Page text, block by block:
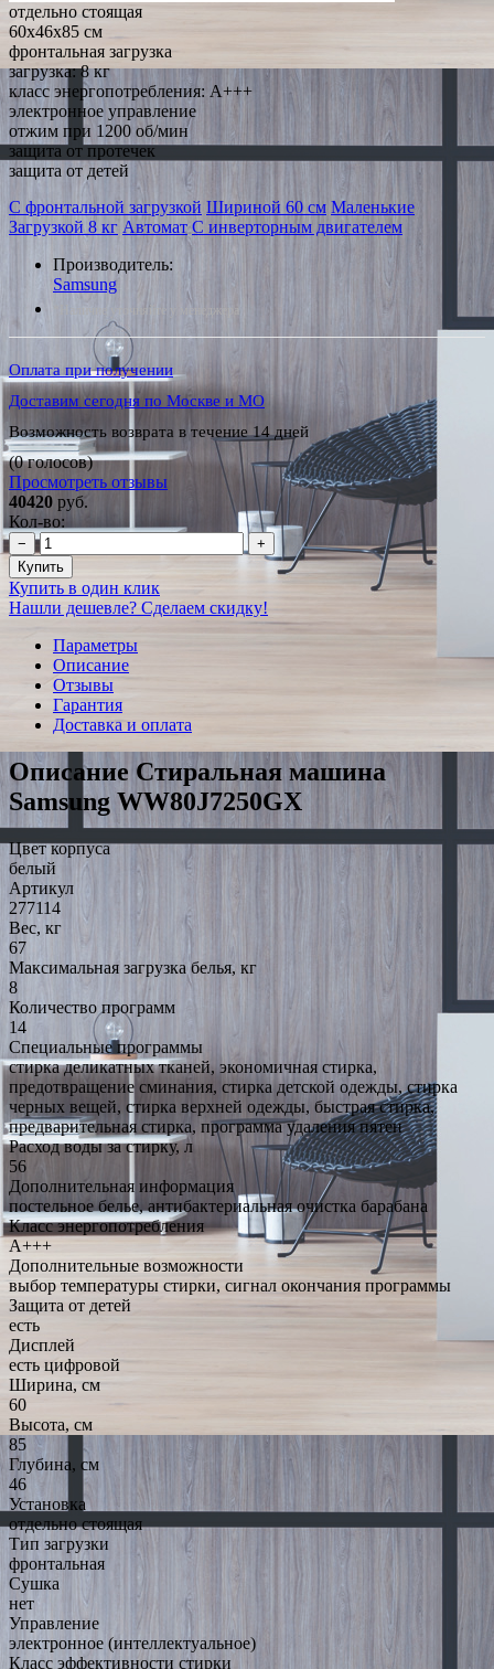
отдельно стоящая
60x46x85 см
фронтальная загрузка
загрузка: 8 кг
класс энергопотребления: A+++
электронное управление
отжим при 1200 об/мин
защита от протечек
защита от детей
С фронтальной загрузкой Шириной 60 см Маленькие
Загрузкой 8 кг Автомат С инверторным двигателем
Производитель:
Samsung
*Наличие уточняйте у менеджера
Оплата при получении
Доставим сегодня по Москве и МО
Возможность возврата в течение 14 дней
(0 голосов)
Просмотреть отзывы
40420 руб.
Кол-во:
−
+
Купить
Купить в один клик
Нашли дешевле? Сделаем скидку!
Параметры
Описание
Отзывы
Гарантия
Доставка и оплата
Описание Стиральная машина
Samsung WW80J7250GX
Цвет корпуса
белый
Артикул
277114
Вес, кг
67
Максимальная загрузка белья, кг
8
Количество программ
14
Специальные программы
стирка деликатных тканей, экономичная стирка,
предотвращение сминания, стирка детской одежды, стирка
черных вещей, стирка верхней одежды, быстрая стирка,
предварительная стирка, программа удаления пятен
Расход воды за стирку, л
56
Дополнительная информация
постельное белье, антибактериальная очистка барабана
Класс энергопотребления
A+++
Дополнительные возможности
выбор температуры стирки, сигнал окончания программы
Защита от детей
есть
Дисплей
есть цифровой
Ширина, см
60
Высота, см
85
Глубина, см
46
Установка
отдельно стоящая
Тип загрузки
фронтальная
Сушка
нет
Управление
электронное (интеллектуальное)
Класс эффективности стирки